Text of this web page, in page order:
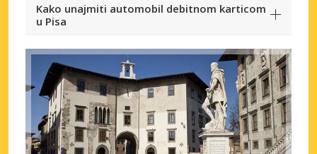
Kako unajmiti automobil debitnom karticom
u Pisa